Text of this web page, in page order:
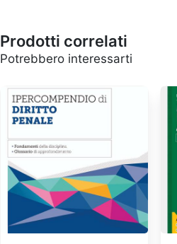
Prodotti correlati
Potrebbero interessarti